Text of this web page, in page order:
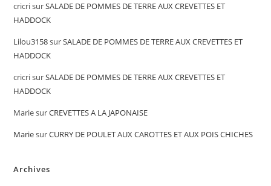
cricrisurSALADE DE POMMES DE TERRE AUX CREVETTES ET
HADDOCK
Lilou3158surSALADE DE POMMES DE TERRE AUX CREVETTES ET
HADDOCK
cricrisurSALADE DE POMMES DE TERRE AUX CREVETTES ET
HADDOCK
MariesurCREVETTES A LA JAPONAISE
MariesurCURRY DE POULET AUX CAROTTES ET AUX POIS CHICHES
Archives